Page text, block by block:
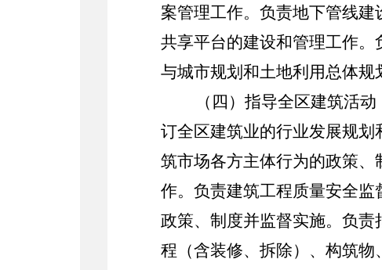
案管理工作。负责地下管线
共享平台的建设和管理工作。
与城市规划和土地利用总体规
（四）指导全区建筑活
订全区建筑业的行业发展规划
筑市场各方主体行为的政策、
作。负责建筑工程质量安全
政策、制度并监督实施。负
程（含装修、拆除）、构筑